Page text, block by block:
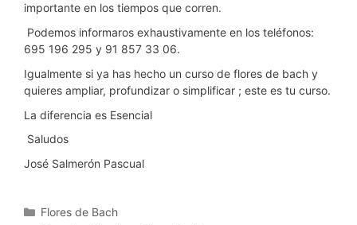
importante en los tiempos que corren.
Podemos informaros exhaustivamente en los teléfonos:
695 196 295 y 91 857 33 06.
Igualmente si ya has hecho un curso de flores de bach y
quieres ampliar, profundizar o simplificar ; este es tu curso.
La diferencia es Esencial
Saludos
José Salmerón Pascual
Categorías
Flores de Bach